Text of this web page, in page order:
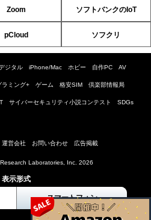
Zoom ソフトバンクのIoT
pCloud ソフクリ
ジタル iPhone/Mac ホビー 自作PC AV
ラミング+ ゲーム 格安SIM 倶楽部情報局
サイバーセキュリティ小説コンテスト SDGs
運営会社 お問い合わせ 広告掲載
Laboratories, Inc. 2026
表示形式
スマートフォン